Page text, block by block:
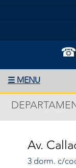
☎
☰ MENU
Av.
3 dorm. c/